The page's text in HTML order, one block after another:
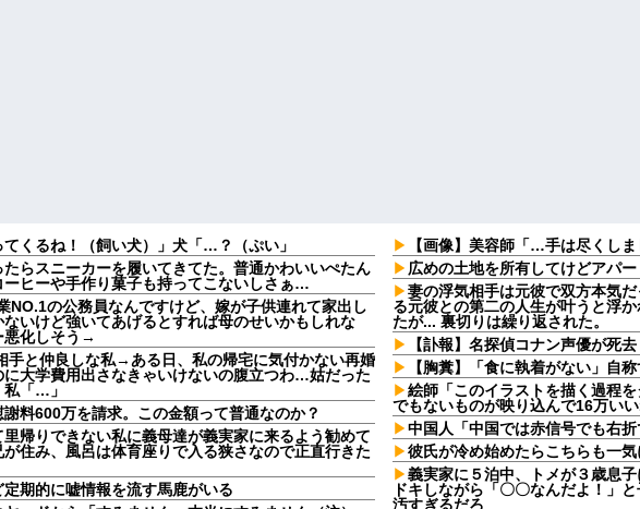
くるね！（飼い犬）」犬「…？（ぷい」
らスニーカーを履いてきてた。普通かわいいぺたん
ーヒーや手作り菓子も持ってこないしさぁ…
NO.1の公務員なんですけど、嫁が子供連れて家出し
いけど強いてあげるとすれば母のせいかもしれな
悪化しそう→
手と仲良しな私→ある日、私の帰宅に気付かない再婚
大学費用出さなきゃいけないの腹立つわ…姑だった
私「…」
料600万を請求。この金額って普通なのか？
里帰りできない私に義母達が義実家に来るよう勧めて
住み、風呂は体育座りで入る狭さなので正直行きた
期的に嘘情報を流す馬鹿がいる
【画像】美容師「…手は尽くし
広めの土地を所有してけどアパ
妻の浮気相手は元彼で双方本気
る元彼との第二の人生が叶うと浮
たが... 裏切りは繰り返された。
【訃報】名探偵コナン声優が死
【胸糞】「食に執着がない」自
絵師「このイラストを描く過程
でもないものが映り込んで16万い
中国人「中国では赤信号でも右折
彼氏が冷め始めたらこちらも一気
義実家に５泊中、トメが３歳息
ドキしながら「〇〇なんだよ！」
汚すぎるだろ